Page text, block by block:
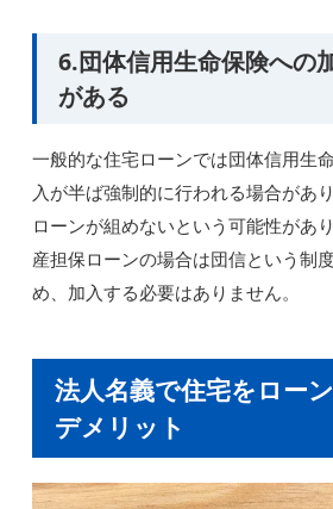
6.団体信用生命保険への
がある
一般的な住宅ローンでは団体信用生
入が半ば強制的に行われる場合があ
ローンが組めないという可能性があ
産担保ローンの場合は団信という制
め、加入する必要はありません。
法人名義で住宅をロー
デメリット